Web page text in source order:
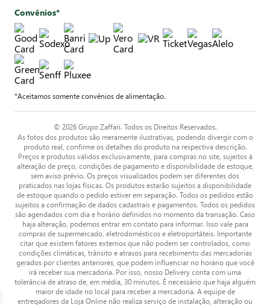
Convênios*
*Aceitamos somente convênios de alimentação.
© 2026 Grupo Zaffari. Todos os Direitos Reservados.
As fotos dos produtos são meramente ilustrativas, podendo divergir com o
produto real, confirme os detalhes do produto na respectiva descrição.
Preços e produtos válidos exclusivamente, para compras no site, sujeitos à
alteração de preço, condições de pagamento e disponibilidade de estoque,
sem aviso prévio. Os preços visualizados podem ser diferentes dos
praticados nas lojas físicas. Os produtos estarão sujeitos a disponibilidade
de estoque quando o pedido estiver em separação. Todos os pedidos estão
sujeitos a confirmação de dados cadastrais e pagamentos. Todos os pedidos
são agendados com dia e horário definidos no momento da transação. Caso
haja alteração, podemos entrar em contato para informar. Isso vale para
compras de supermercado, eletrodomésticos e eletroportáteis. Importante
citar que existem fatores externos que não podem ser controlados, como
condições climáticas, trânsito e atrasos para recebimento das mercadorias
gerados por clientes anteriores, que podem influenciar no horário que você
irá receber sua mercadoria. Por isso, nosso Delivery conta com uma
tolerância de atraso de, em média, 30 minutos. É necessário que haja alguém
maior de idade no local para receber a mercadoria. A equipe de
entregadores da Loja Online não realiza serviço de instalação, alteração ou